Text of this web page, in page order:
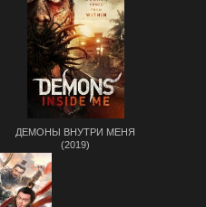
ДЕМОНЫ ВНУТРИ МЕНЯ
(2019)